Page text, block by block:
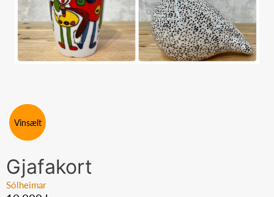
Vinsælt
Gjafakort
Sólheimar